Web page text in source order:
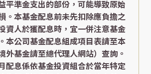
平準金支出的部份，可能導致原始
。本基金配息前未先扣除應負擔之
資人於獲配息時，宜一併注意基金
本公司基金配息組成項目表請至本
外基金請至總代理人網站）查詢。
配息係依基金投資組合於當年特定